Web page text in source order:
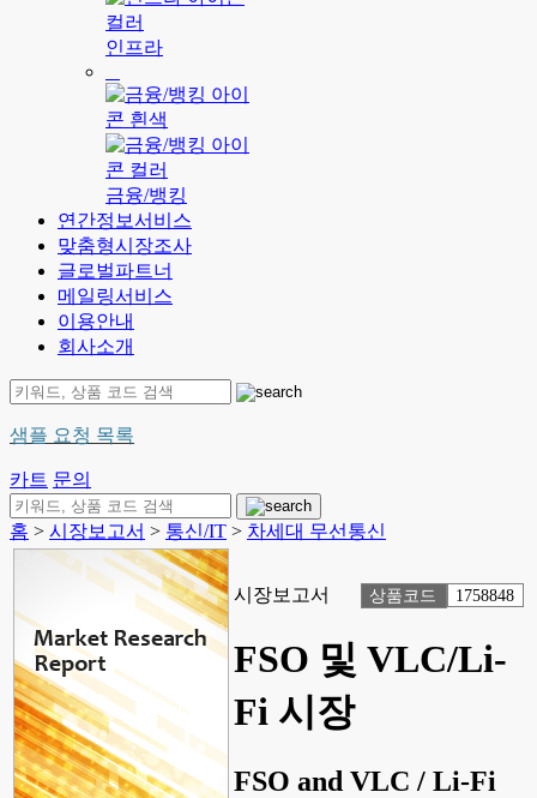
인프라
금융/뱅킹
연간정보서비스
맞춤형시장조사
글로벌파트너
메일링서비스
이용안내
회사소개
샘플 요청 목록
카트 문의
홈 > 시장보고서 > 통신/IT > 차세대 무선통신
시장보고서 상품코드 1758848
FSO 및 VLC/Li-
Fi 시장
FSO and VLC / Li-Fi